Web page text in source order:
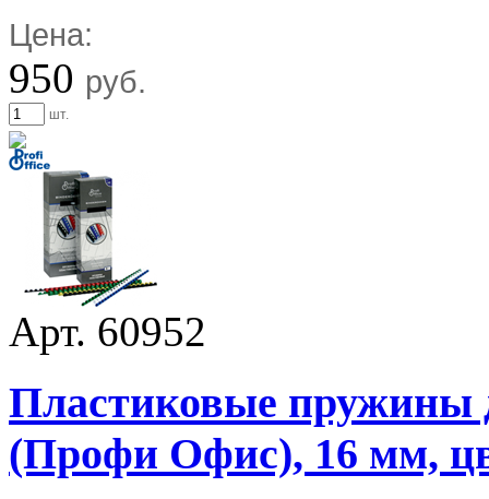
Цена:
950 руб.
шт.
Арт. 60952
Пластиковые пружины
(Профи Офис), 16 мм,